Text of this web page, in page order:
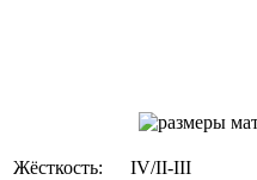
Жёсткость:
IV/II-III